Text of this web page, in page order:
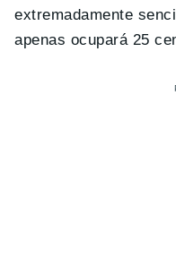
extremadamente
apenas ocupará 25